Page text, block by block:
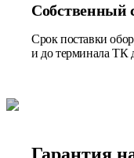
Собственный
Срок поставки
и до терминала